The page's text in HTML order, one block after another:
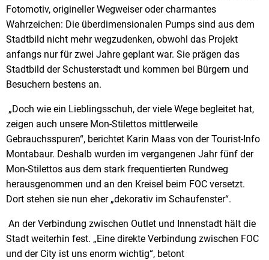
Fotomotiv, origineller Wegweiser oder charmantes
Wahrzeichen: Die überdimensionalen Pumps sind aus dem
Stadtbild nicht mehr wegzudenken, obwohl das Projekt
anfangs nur für zwei Jahre geplant war. Sie prägen das
Stadtbild der Schusterstadt und kommen bei Bürgern und
Besuchern bestens an.
„Doch wie ein Lieblingsschuh, der viele Wege begleitet hat,
zeigen auch unsere Mon-Stilettos mittlerweile
Gebrauchsspuren“, berichtet Karin Maas von der Tourist-Info
Montabaur. Deshalb wurden im vergangenen Jahr fünf der
Mon-Stilettos aus dem stark frequentierten Rundweg
herausgenommen und an den Kreisel beim FOC versetzt.
Dort stehen sie nun eher „dekorativ im Schaufenster“.
An der Verbindung zwischen Outlet und Innenstadt hält die
Stadt weiterhin fest. „Eine direkte Verbindung zwischen FOC
und der City ist uns enorm wichtig“, betont